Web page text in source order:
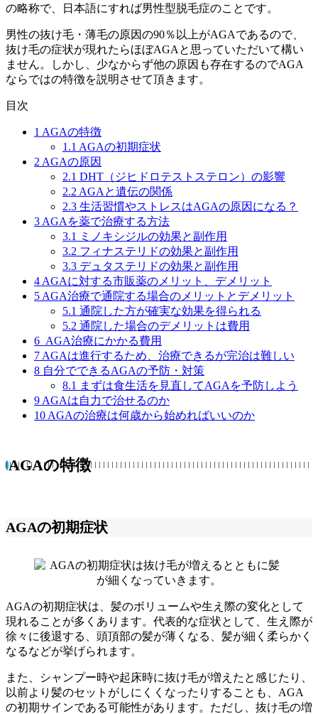
の略称で、日本語にすれば男性型脱毛症のことです。
男性の抜け毛・薄毛の原因の90％以上がAGAであるので、
抜け毛の症状が現れたらほぼAGAと思っていただいて構い
ません。しかし、少なからず他の原因も存在するのでAGA
ならではの特徴を説明させて頂きます。
目次
1 AGAの特徴
1.1 AGAの初期症状
2 AGAの原因
2.1 DHT（ジヒドロテストステロン）の影響
2.2 AGAと遺伝の関係
2.3 生活習慣やストレスはAGAの原因になる？
3 AGAを薬で治療する方法
3.1
ミノキシジルの効果と副作用
3.2 フィナステリドの効果と副作用
3.3 デュタステリドの効果と副作用
4 AGAに対する市販薬のメリット、デメリット
5 AGA治療で通院する場合のメリットとデメリット
5.1 通院した方が確実な効果を得られる
5.2 通院した場合のデメリットは費用
6 AGA治療にかかる費用
7 AGAは進行するため、治療できるが完治は難しい
8 自分でできるAGAの予防・対策
8.1 まずは食生活を見直してAGAを予防しよう
9 AGAは自力で治せるのか
10 AGAの治療は何歳から始めればいいのか
AGAの特徴
AGAの初期症状
AGAの初期症状は、髪のボリュームや生え際の変化として
現れることが多くあります。代表的な症状として、生え際が
徐々に後退する、頭頂部の髪が薄くなる、髪が細く柔らかく
なるなどが挙げられます。
また、シャンプー時や起床時に抜け毛が増えたと感じたり、
以前より髪のセットがしにくくなったりすることも、AGA
の初期サインである可能性があります。ただし、抜け毛の増